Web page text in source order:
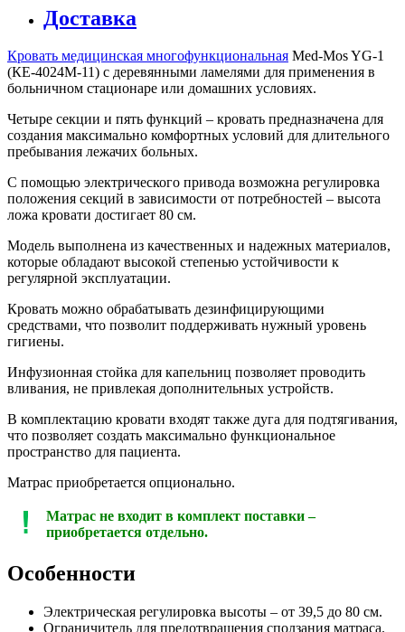
Доставка
Кровать медицинская многофункциональная Med-Mos YG-1
(КЕ-4024М-11) с деревянными ламелями для применения в
больничном стационаре или домашних условиях.
Четыре секции и пять функций – кровать предназначена для
создания максимально комфортных условий для длительного
пребывания лежачих больных.
С помощью электрического привода возможна регулировка
положения секций в зависимости от потребностей – высота
ложа кровати достигает 80 см.
Модель выполнена из качественных и надежных материалов,
которые обладают высокой степенью устойчивости к
регулярной эксплуатации.
Кровать можно обрабатывать дезинфицирующими
средствами, что позволит поддерживать нужный уровень
гигиены.
Инфузионная стойка для капельниц позволяет проводить
вливания, не привлекая дополнительных устройств.
В комплектацию кровати входят также дуга для подтягивания,
что позволяет создать максимально функциональное
пространство для пациента.
Матрас приобретается опционально.
Матрас не входит в комплект поставки –
приобретается отдельно.
Особенности
Электрическая регулировка высоты – от 39,5 до 80 см.
Ограничитель для предотвращения сползания матраса.